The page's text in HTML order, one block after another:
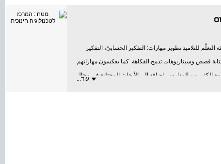
للتلاميذ تطوير مهارات: التفكير الحسابيّ، التفكير
قصص وسيناريوهات تدمج الفكاهة. كما يعكسون مهاراتهم
الكثير من المدارس، إضافة إلى الأبحاث المحتلنة في مجال
עוד...